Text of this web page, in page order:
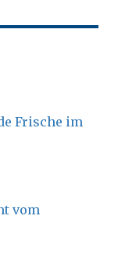
Frische im
vom